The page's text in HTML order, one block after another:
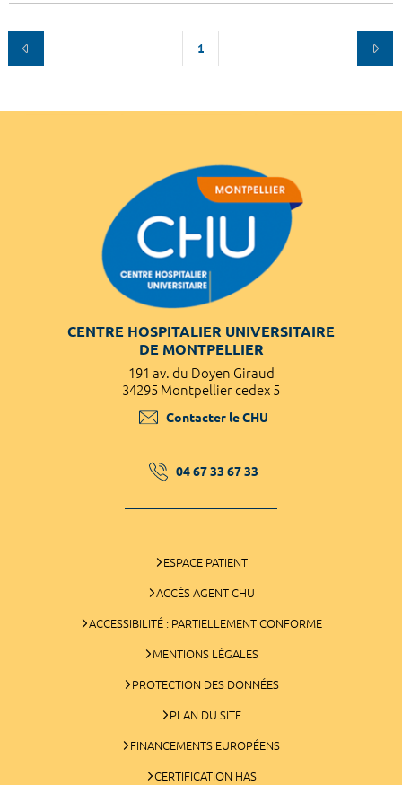
1
CENTRE HOSPITALIER UNIVERSITAIRE
DE MONTPELLIER
191 av. du Doyen Giraud
34295 Montpellier cedex 5
Contacter le CHU
04 67 33 67 33
ESPACE PATIENT
ACCÈS AGENT CHU
ACCESSIBILITÉ : PARTIELLEMENT CONFORME
MENTIONS LÉGALES
PROTECTION DES DONNÉES
PLAN DU SITE
FINANCEMENTS EUROPÉENS
CERTIFICATION HAS